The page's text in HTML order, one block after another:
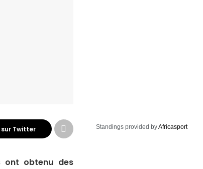
Twitter
ont obtenu des
Standings provided byAfricasport